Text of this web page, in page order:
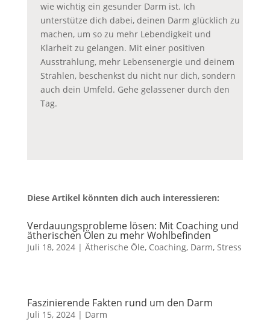
wie wichtig ein gesunder Darm ist. Ich
unterstütze dich dabei, deinen Darm glücklich zu
machen, um so zu mehr Lebendigkeit und
Klarheit zu gelangen. Mit einer positiven
Ausstrahlung, mehr Lebensenergie und deinem
Strahlen, beschenkst du nicht nur dich, sondern
auch dein Umfeld. Gehe gelassener durch den
Tag.
Diese Artikel könnten dich auch interessieren:
Verdauungsprobleme lösen: Mit Coaching und
ätherischen Ölen zu mehr Wohlbefinden
Juli 18, 2024| Ätherische Öle, Coaching, Darm, Stress
Faszinierende Fakten rund um den Darm
Juli 15, 2024| Darm